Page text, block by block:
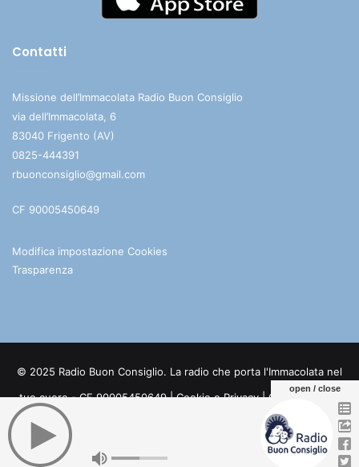
Contatti
Missione dell’Immacolata Radio Buon Consiglio
via dell’Immacolata, 6
83040 Frigento (AV)
0825-444391
rbuonconsiglio@gmail.com
CF 90005450649
Modifica impostazione Cookies
Trasparenza
© 2025 Radio Buon Consiglio. La radio che porta l'Immacolata nel
tuo cuore - CF 90005450649 |Cookie e Privacy| Credits:
TelegramWhatsApp
open / close